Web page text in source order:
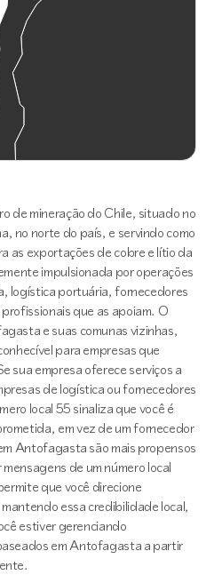
de mineração do Chile, situado no
no norte do país, e servindo como
as exportações de cobre e lítio da
impulsionada por operações
logística portuária, fornecedores
que as apoiam. O
e suas comunas vizinhas,
para empresas que
sua empresa oferece serviços a
de logística ou fornecedores
local 55 sinaliza que você é
em vez de um fornecedor
Antofagasta são mais propensos
de um número local
que você direcione
essa credibilidade local,
estiver gerenciando
em Antofagasta a partir